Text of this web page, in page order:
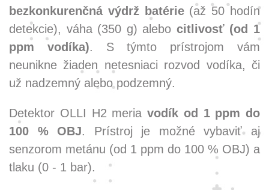
bezkonkurenčná výdrž batérie(až 50 hodín
detekcie), váha (350 g) alebo citlivosť (od 1
ppm vodíka). S týmto prístrojom vám
neunikne žiaden netesniaci rozvod vodíka, či
už nadzemný alebo podzemný.
Detektor OLLI H2 meria vodík od 1 ppm do
100 % OBJ. Prístroj je možné vybaviť aj
senzorom metánu (od 1 ppm do 100 % OBJ) a
tlaku (0 - 1 bar).